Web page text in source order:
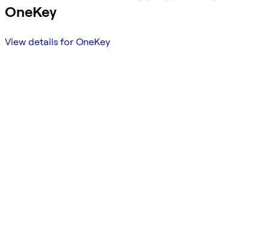
OneKey
View details for OneKey